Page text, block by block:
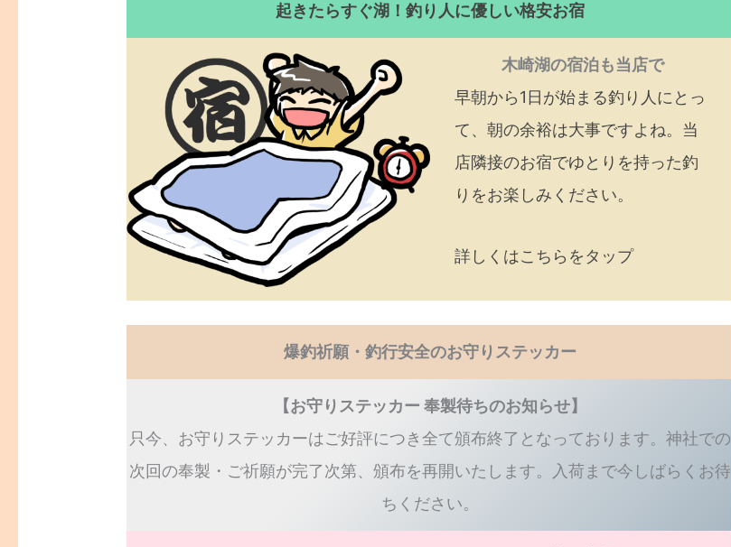
起きたらすぐ湖！釣り人に優しい格安お宿
木崎湖の宿泊も当店で
早朝から1日が始まる釣り人にとっ
て、朝の余裕は大事ですよね。当
店隣接のお宿でゆとりを持った釣
りをお楽しみください。
詳しくはこちらをタップ
爆釣祈願・釣行安全のお守りステッカー
【お守りステッカー 奉製待ちのお知らせ】
只今、お守りステッカーはご好評につき全て頒布終了となっております。神社での
次回の奉製・ご祈願が完了次第、頒布を再開いたします。入荷まで今しばらくお待
ちください。